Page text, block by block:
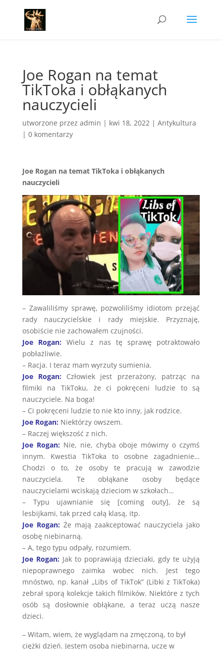
Joe Rogan na temat
TikToka i obłąkanych
nauczycieli
utworzone przez admin | kwi 18, 2022| Antykultura
| 0 komentarzy
Joe Rogan na temat TikToka i obłąkanych
nauczycieli
– Zawaliliśmy sprawę, pozwoliliśmy idiotom przejąć
rady nauczycielskie i rady miejskie. Przyznaję,
osobiście nie zachowałem czujności.
Joe Rogan: Wielu z nas tę sprawę potraktowało
pobłażliwie.
– Racja. I teraz mam wyrzuty sumienia.
Joe Rogan:
Człowiek jest przerażony, patrząc na
filmiki na TikToku, że ci pokręceni ludzie to są
nauczyciele. Na boga!
– Ci pokręceni ludzie to nie kto inny, jak rodzice.
Joe Rogan: Niektórzy owszem.
– Raczej większość z nich.
Joe Rogan: Nie, nie, chyba oboje mówimy o czymś
innym. Kwestia TikToka to osobne zagadnienie…
Chodzi o to, że osoby te pracują w zawodzie
nauczyciela. Te obłąkane osoby będące
nauczycielami wciskają dzieciom w szkołach…
– Typu ujawnianie się [coming outy], że są
lesbijkami, tak przed całą klasą, itp.
Joe Rogan: Że mają zaakceptować nauczyciela jako
osobę niebinarną.
– A, tego typu odpały, rozumiem.
Joe Rogan: Jak to poprawiają dzieciaki, gdy te użyją
niepoprawnego zaimka wobec nich. Jest tego
mnóstwo, np. kanał „Libs of TikTok” (Libki z TikToka)
zebrał sporą kolekcje takich filmików. Niektóre z tych
osób są dosłownie obłąkane, a teraz uczą nasze
dzieci.
– Witam, wiem, że wyglądam na zmęczoną, to był
ciężki dzień. Jestem osobą niebinarną, uczę w